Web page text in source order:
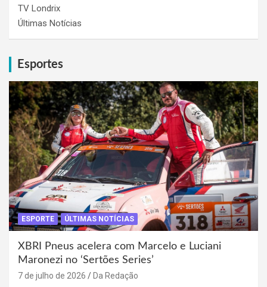
TV Londrix
Últimas Notícias
Esportes
ESPORTE ÚLTIMAS NOTÍCIAS
XBRI Pneus acelera com Marcelo e Luciani
Maronezi no ‘Sertões Series’
7 de julho de 2026 Da Redação